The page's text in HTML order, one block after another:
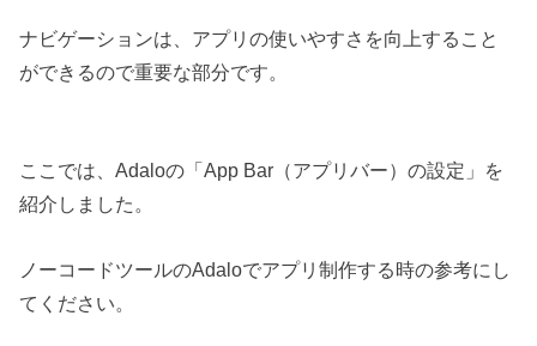
ナビゲーションは、アプリの使いやすさを向上すること
ができるので重要な部分です。
ここでは、Adaloの「App Bar（アプリバー）の設定」を
紹介しました。
ノーコードツールのAdaloでアプリ制作する時の参考にし
てください。